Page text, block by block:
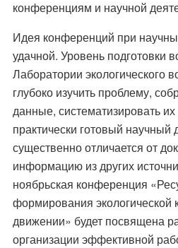
конференциям и научной
Идея конференций при
удачной. Уровень подготовки
Лаборатории экологического
глубоко изучить проблему,
данные, систематизировать
практически готовый научный
существенно отличается от
информацию из других
ноябрьская конференция
формирования экологической
движении» будет посвящена
организации эффективной